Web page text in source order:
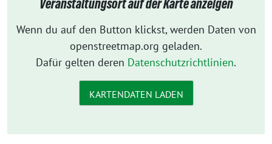
Veranstaltungsort auf der Karte anzeigen
Wenn du auf den Button klickst, werden Daten von
openstreetmap.org geladen.
Dafür gelten deren Datenschutzrichtlinien.
KARTENDATEN LADEN